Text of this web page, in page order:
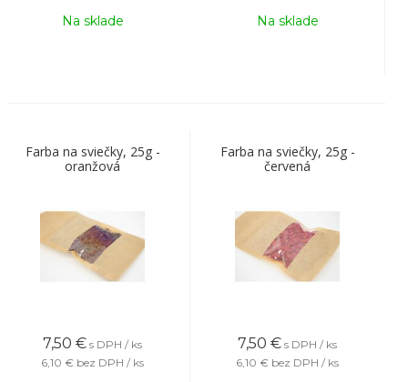
Na sklade Na sklade
Farba na sviečky, 25g -
oranžová
7,50 € s DPH / ks
6,10 € bez DPH / ks
Farba na sviečky, 25g -
červená
7,50 € s DPH / ks
6,10 € bez DPH / ks